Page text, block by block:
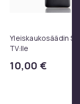
Bose QC35
Yleiskaukosäädin
TV:lle
10,00 €